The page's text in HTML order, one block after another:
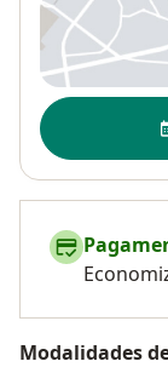
Modalidades